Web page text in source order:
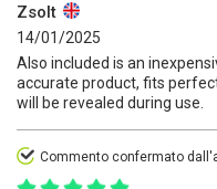
Zsolt
14/01/2025
Also included is an
accurate product, fits
will be revealed during use.
Commento confermato